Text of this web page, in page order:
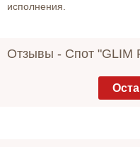
исполнения.
Отзывы - Спот "GLIM